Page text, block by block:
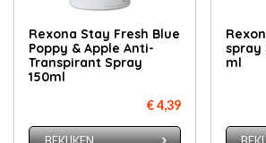
Rexona Stay Fresh Blue
Poppy & Apple Anti-
Transpirant Spray
150ml
€ 4,39
spray
ml